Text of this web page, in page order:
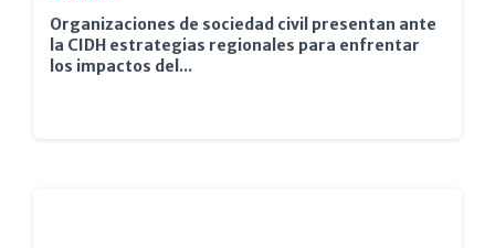
Organizaciones de sociedad civil presentan ante
la CIDH estrategias regionales para enfrentar
los impactos del...